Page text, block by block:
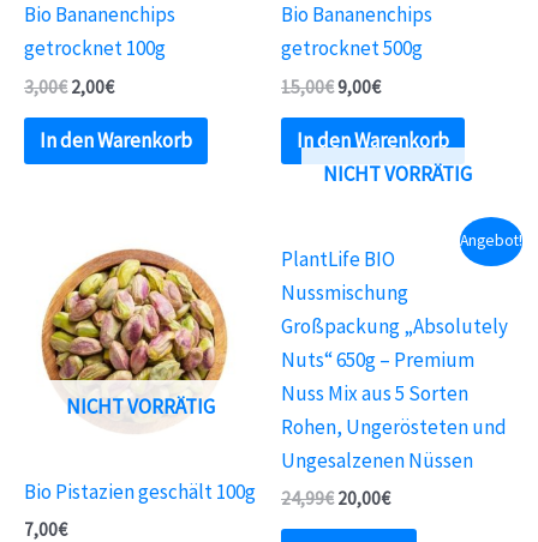
Bio Bananenchips
getrocknet 100g
3,00€ 2,00€
In den Warenkorb
Bio Bananenchips
getrocknet 500g
15,00€9,00€
In den Warenkorb
NICHT VORRÄTIG
Bio Pistazien geschält 100g
7,00€
Angebot!
NICHT VORRÄTIG
PlantLife BIO
Nussmischung
Großpackung „Absolutely
Nuts“ 650g – Premium
Nuss Mix aus 5 Sorten
Rohen, Ungerösteten und
Ungesalzenen Nüssen
24,99€ 20,00€